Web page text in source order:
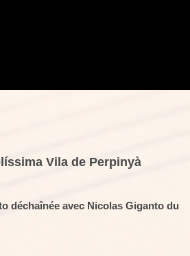
Vila de Perpinyà
déchaînée avec Nicolas Giganto du